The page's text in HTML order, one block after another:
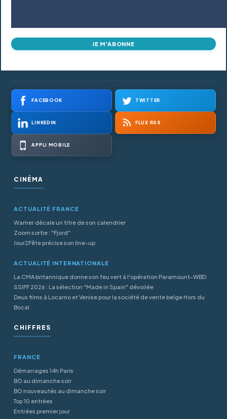
JE M'ABONNE
FACEBOOK TWITTER
LINKEDIN FLUX RSS
APPLI MOBILE
CINÉMA
ACTUALITÉ FRANCE
Warner décale un titre de son calendrier
Zoom sortie : "Fjord"
Jour2Fête précise son line-up
ACTUALITÉ INTERNATIONALE
La CMA britannique donne son feu vert à l'opération Paramount-WBD
SSIFF 2026 : La sélection "Made in Spain" dévoilée
Deux films à Locarno et Venise pour la société de vente belge Hors du
Bocal
CHIFFRES
FRANCE
Démarrages 14h Paris
BO au dimanche soir
BO nouveautés au dimanche soir
Top 10 entrées
Entrées premier jour